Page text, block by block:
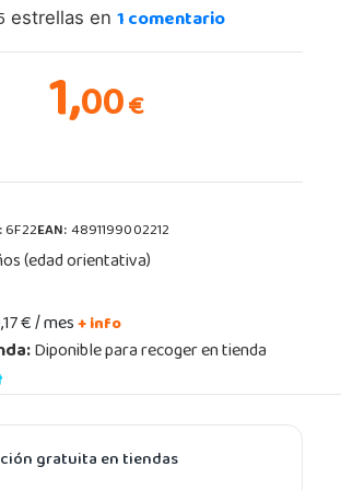
estrellas en 1comentario
1,00€
6F22EAN:4891199002212
(edad orientativa)
€ / mes+ info
Diponible para recoger en tienda
gratuita en tiendas